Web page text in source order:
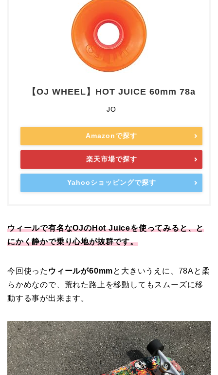
【OJ WHEEL】HOT JUICE 60mm 78a
JO
Amazonで探す
楽天市場で探す
Yahooショッピングで探す
ウィールで有名なOJのHot Juiceを使ってみると、と
にかく静かで乗り心地が抜群です。
今回使った ウィールが60mmと大きいうえに、78Aと柔
らかめなので、荒れた路上を移動してもスムーズに移
動する事が出来ます。